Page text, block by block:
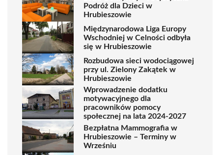
Podróż dla Dzieci w
Hrubieszowie
Międzynarodowa Liga Europy
Wschodniej w Celności odbyła
się w Hrubieszowie
Rozbudowa sieci wodociągowej
przy ul. Zielony Zakątek w
Hrubieszowie
Wprowadzenie dodatku
motywacyjnego dla
pracowników pomocy
społecznej na lata 2024-2027
Bezpłatna Mammografia w
Hrubieszowie – Terminy w
Wrześniu